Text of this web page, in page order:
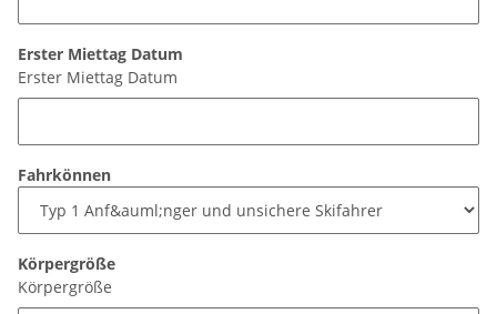
Erster Miettag Datum
Erster Miettag Datum
Fahrkönnen
Körpergröße
Körpergröße